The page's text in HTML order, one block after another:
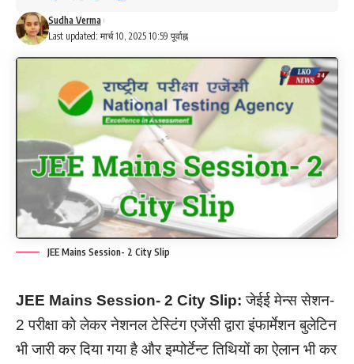
Last updated: मार्च 10, 2025 10:59 पूर्वाह्न
Sudha Verma
JEE Mains Session- 2 City Slip
JEE Mains Session- 2 City Slip: जेईई मेन्स सेशन-
2 परीक्षा को लेकर नेशनल टेस्टिंग एजेंसी द्वारा इंफार्मेशन बुलेटिन
भी जारी कर दिया गया है और इम्पोर्टेन्ट तिथियों का ऐलान भी कर